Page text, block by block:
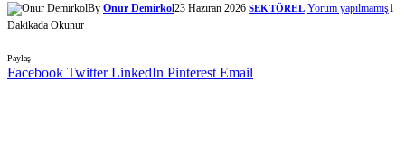
By Onur Demirkol23 Haziran 2026 SEKTÖREL Yorum yapılmamış1
Dakikada Okunur
Paylaş
Facebook Twitter LinkedIn Pinterest Email